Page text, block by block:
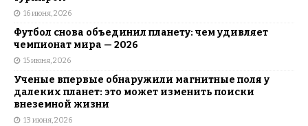
16 июня, 2026
Футбол снова объединил планету: чем удивляет
чемпионат мира — 2026
15 июня, 2026
Ученые впервые обнаружили магнитные поля у
далеких планет: это может изменить поиски
внеземной жизни
13 июня, 2026